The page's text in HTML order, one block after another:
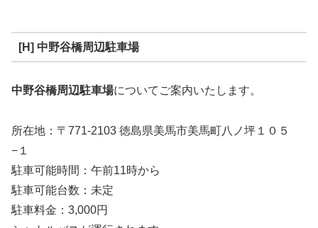
[H] 中野谷橋周辺駐車場
中野谷橋周辺駐車場についてご案内いたします。
所在地：〒771-2103 徳島県美馬市美馬町八ノ坪１０５
−１
駐車可能時間：午前11時から
駐車可能台数：未定
駐車料金：3,000円